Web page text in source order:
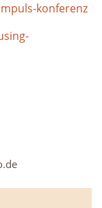
konferenz